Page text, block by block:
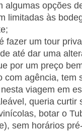
algumas opções
limitadas às
fazer um tour
até dar uma
por um preço
com agência, tem
viagem em
queria curtir
botar o
sem horários